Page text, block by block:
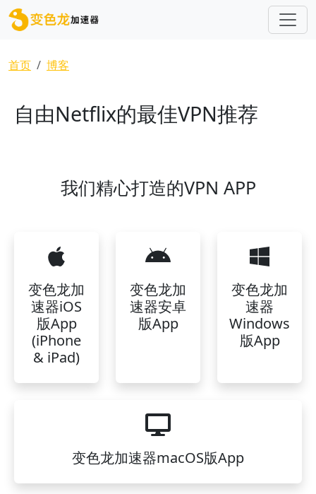
跳转到主要内容
面包屑
首页 博客
自由Netflix的最佳VPN推荐
我们精心打造的VPN APP
变色龙加
速器iOS
版App
(iPhone
& iPad)
变色龙加
速器安卓
版App
变色龙加
速器
Windows
版App
变色龙加速器macOS版App